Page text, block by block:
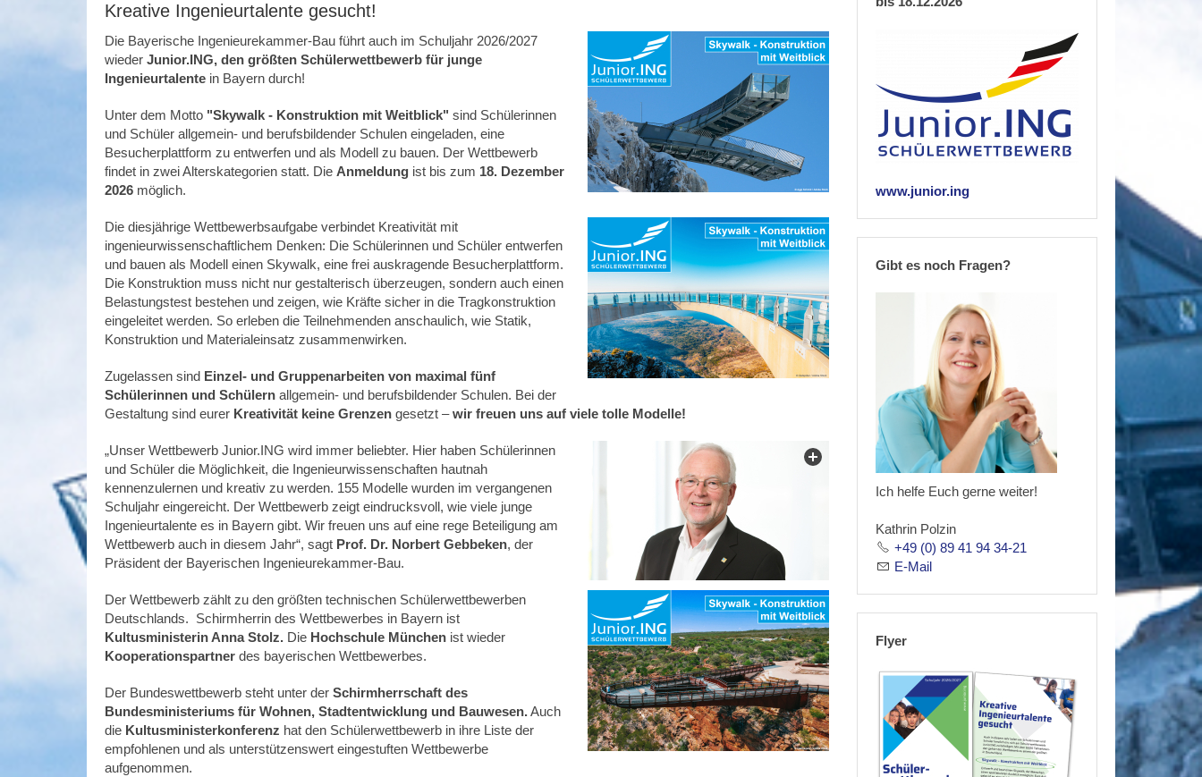
Kreative Ingenieurtalente gesucht!
Die Bayerische Ingenieurekammer-Bau führt auch im Schuljahr 2026/2027
wieder Junior.ING, den größten Schülerwettbewerb für junge
Ingenieurtalente in Bayern durch!
Unter dem Motto "Skywalk - Konstruktion mit Weitblick" sind Schülerinnen
und Schüler allgemein- und berufsbildender Schulen eingeladen, eine
Besucherplattform zu entwerfen und als Modell zu bauen. Der Wettbewerb
findet in zwei Alterskategorien statt. Die Anmeldung ist bis zum 18. Dezember
2026 möglich.
Die diesjährige Wettbewerbsaufgabe verbindet Kreativität mit
ingenieurwissenschaftlichem Denken: Die Schülerinnen und Schüler entwerfen
und bauen als Modell einen Skywalk, eine frei auskragende Besucherplattform.
Die Konstruktion muss nicht nur gestalterisch überzeugen, sondern auch einen
Belastungstest bestehen und zeigen, wie Kräfte sicher in die Tragkonstruktion
eingeleitet werden. So erleben die Teilnehmenden anschaulich, wie Statik,
Konstruktion und Materialeinsatz zusammenwirken.
Zugelassen sind Einzel- und Gruppenarbeiten von maximal fünf
Schülerinnen und Schülern allgemein- und berufsbildender Schulen. Bei der
Gestaltung sind eurer Kreativität keine Grenzen gesetzt –wir freuen uns auf viele tolle Modelle!
„Unser Wettbewerb Junior.ING wird immer beliebter. Hier haben Schülerinnen
und Schüler die Möglichkeit, die Ingenieurwissenschaften hautnah
kennenzulernen und kreativ zu werden. 155 Modelle wurden im vergangenen
Schuljahr eingereicht. Der Wettbewerb zeigt eindrucksvoll, wie viele junge
Ingenieurtalente es in Bayern gibt. Wir freuen uns auf eine rege Beteiligung am
Wettbewerb auch in diesem Jahr“, sagt Prof. Dr. Norbert Gebbeken, der
Präsident der Bayerischen Ingenieurekammer-Bau.
Der Wettbewerb zählt zu den größten technischen Schülerwettbewerben
Deutschlands. Schirmherrin des Wettbewerbes in Bayern ist
Kultusministerin Anna Stolz. Die Hochschule München ist wieder
Kooperationspartner des bayerischen Wettbewerbes.
Der Bundeswettbewerb steht unter der Schirmherrschaft des
Bundesministeriums für Wohnen, Stadtentwicklung und Bauwesen.Auch
die Kultusministerkonferenz hat den Schülerwettbewerb in ihre Liste der
empfohlenen und als unterstützenswert eingestuften Wettbewerbe
aufgenommen.
www.junior.ing
Gibt es noch Fragen?
Ich helfe Euch gerne weiter!
Kathrin Polzin
+49 (0) 89 41 94 34-21
E-Mail
Flyer